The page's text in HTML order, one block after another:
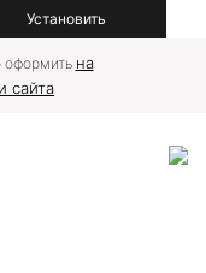
Установить
оформить на
сайта